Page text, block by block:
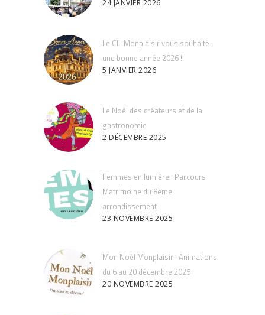
24 JANVIER 2026
Le CIL Monplaisir vous souhaite
une bonne année 2026 !
5 JANVIER 2026
Le Noël des créateurs et de la
gastronomie
2 DÉCEMBRE 2025
Femmes en lumière : Parcours
Matrimoine du 8ème
arrondissement
23 NOVEMBRE 2025
Mon Noël Monplaisir : Animations
du 6 au 20 décembre 2025
20 NOVEMBRE 2025